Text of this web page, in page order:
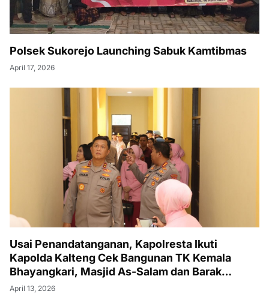
Polsek Sukorejo Launching Sabuk Kamtibmas
April 17, 2026
Usai Penandatanganan, Kapolresta Ikuti
Kapolda Kalteng Cek Bangunan TK Kemala
Bhayangkari, Masjid As-Salam dan Barak
Remaja
April 13, 2026